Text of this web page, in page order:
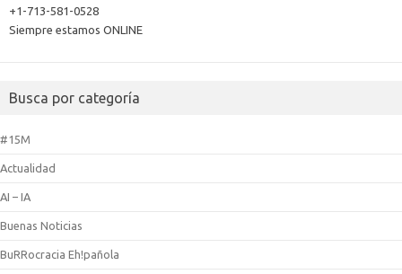
+1-713-581-0528
Siempre estamos ONLINE
Busca por categoría
#15M
Actualidad
AI – IA
Buenas Noticias
BuRRocracia Eh!pañola